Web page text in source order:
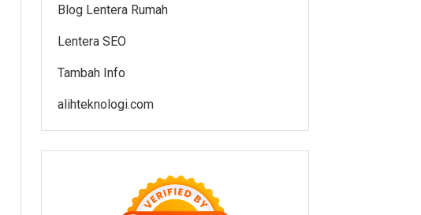
Blog Lentera Rumah
Lentera SEO
Tambah Info
alihteknologi.com